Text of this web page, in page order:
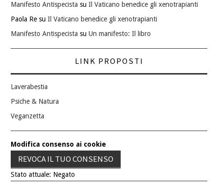
Manifesto Antispecista suIl Vaticano benedice gli xenotrapianti
Paola Re suIl Vaticano benedice gli xenotrapianti
Manifesto Antispecista suUn manifesto: Il libro
LINK PROPOSTI
Laverabestia
Psiche & Natura
Veganzetta
Modifica consenso ai cookie
REVOCA IL TUO CONSENSO
Stato attuale: Negato